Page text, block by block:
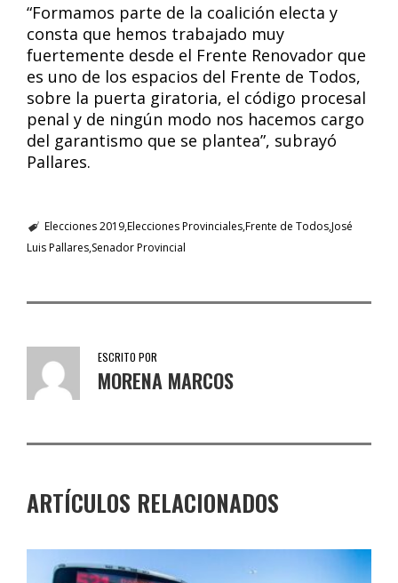
“Formamos parte de la coalición electa y
consta que hemos trabajado muy
fuertemente desde el Frente Renovador que
es uno de los espacios del Frente de Todos,
sobre la puerta giratoria, el código procesal
penal y de ningún modo nos hacemos cargo
del garantismo que se plantea”, subrayó
Pallares.
Elecciones 2019Elecciones ProvincialesFrente de TodosJosé
Luis Pallares Senador Provincial
ESCRITO POR
MORENA MARCOS
ARTÍCULOS RELACIONADOS